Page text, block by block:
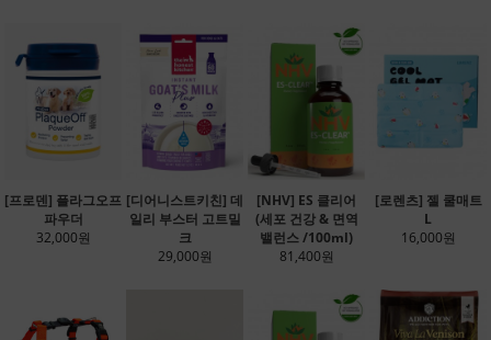
[프로덴] 플라그오프
파우더
32,000원
[디어니스트키친] 데
일리 부스터 고트밀
크
29,000원
[NHV] ES 클리어
(세포 건강 & 면역
밸런스 /100ml)
81,400원
[로렌츠] 젤 쿨매트
L
16,000원